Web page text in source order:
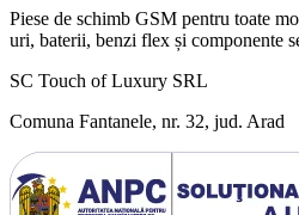
Piese de schimb GSM pentru toate
uri, baterii, benzi flex și componente
SC Touch of Luxury SRL
Comuna Fantanele, nr. 32, jud. Arad